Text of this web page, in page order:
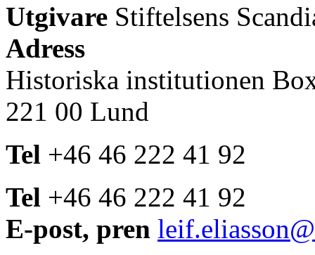
Utgivare Stiftelsens
Adress
Historiska institutionen
221 00 Lund
Tel +46 46 222 41 92
Tel +46 46 222 41 92
E-post, pren